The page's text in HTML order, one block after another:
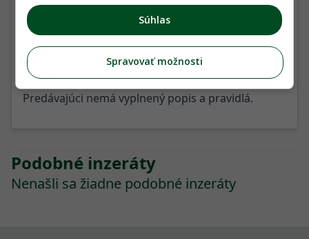
Predávajúci
nadak62
Počet hodnotení: 0
Predávajúci nemá vyplnený popis a pravidlá.
Podobné inzeráty
Nenašli sa žiadne podobné inzeráty
Súhlas
Spravovať možnosti